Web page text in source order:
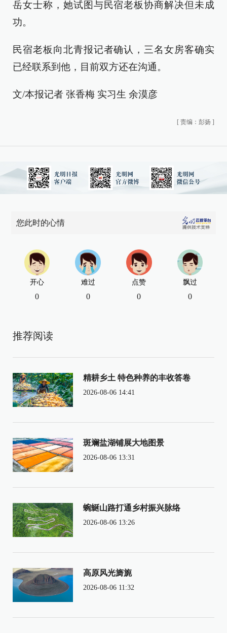
岳女士称，她试图与民宿老板协商解决但未成
功。
民宿老板向北青报记者确认，三名女房客确实
已经联系到他，目前双方还在沟通。
文/本报记者 张香梅 实习生 余漠彦
[ 责编：彭扬 ]
您此时的心情
开心
0
难过
0
点赞
0
飘过
0
推荐阅读
精耕乡土 特色种养的丰收答卷
2026-08-06 14:41
斑斓盐湖铺展大地图景
2026-08-06 13:31
蜿蜒山路打通乡村振兴脉络
2026-08-06 13:26
高原风光旖旎
2026-08-06 11:32